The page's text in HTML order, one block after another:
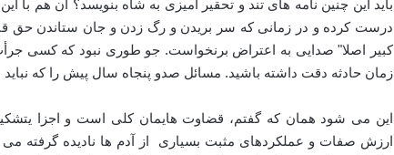
باید این چنین نامه های تند و تحقیر آمیزی به شاه بنویسد؟ آن هم
درست کرده و در زمانی که سر بریدن و رگ زدن و جان ستاندن حق
کبیر اصلا" صدایی به اعتراض برنخواست. جو طوری نبود که کسی جرأت
زمان حادثه دقت داشته باشید. مسائل صدو پنجاه سال پیش را که نباید
این می شود همان که گفتم، قضاوت هایمان کلی است و اجزا
ارزش صفات و عملکردهای مثبت بسیاری از آدم ها نادیده گرفته می